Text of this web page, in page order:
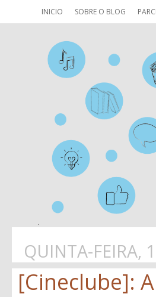
INICIO SOBRE O BLOG
QUINTA-FEIRA,
[Cineclube]: